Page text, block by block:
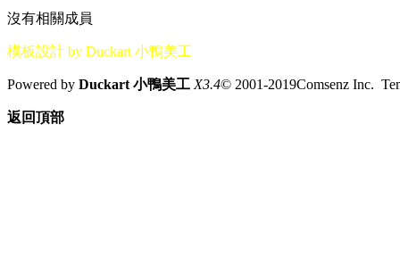
沒有相關成員
模板設計 by Duckart 小鴨美工
Powered by Duckart 小鴨美工 X3.4© 2001-2019Comsenz Inc.
返回頂部